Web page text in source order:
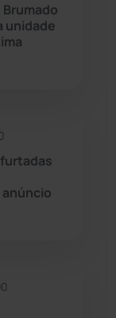
(97)
(1338)
Brumado
unidade